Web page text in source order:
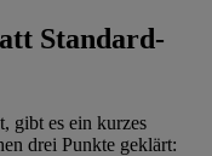
Standard-
gibt es ein kurzes
drei Punkte geklärt: